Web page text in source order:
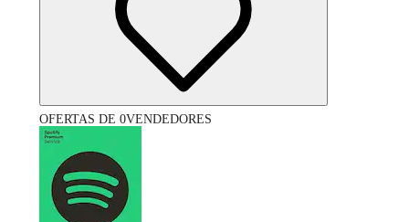
OFERTAS DE 0VENDEDORES